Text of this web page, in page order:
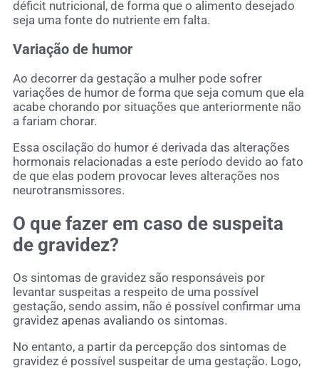
déficit nutricional, de forma que o alimento desejado
seja uma fonte do nutriente em falta.
Variação de humor
Ao decorrer da gestação a mulher pode sofrer
variações de humor de forma que seja comum que ela
acabe chorando por situações que anteriormente não
a fariam chorar.
Essa oscilação do humor é derivada das alterações
hormonais relacionadas a este período devido ao fato
de que elas podem provocar leves alterações nos
neurotransmissores.
O que fazer em caso de suspeita
de gravidez?
Os sintomas de gravidez são responsáveis por
levantar suspeitas a respeito de uma possível
gestação, sendo assim, não é possível confirmar uma
gravidez apenas avaliando os sintomas.
No entanto, a partir da percepção dos sintomas de
gravidez é possível suspeitar de uma gestação. Logo,